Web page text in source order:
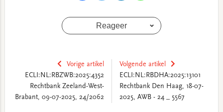
Reageer
Vorige artikel
ECLI:NL:RBZWB:2025:4352
Rechtbank Zeeland-West-
Brabant, 09-07-2025, 24/2062
Volgende artikel
ECLI:NL:RBDHA:2025:13101
Rechtbank Den Haag, 18-07-
2025, AWB - 24 _ 5567